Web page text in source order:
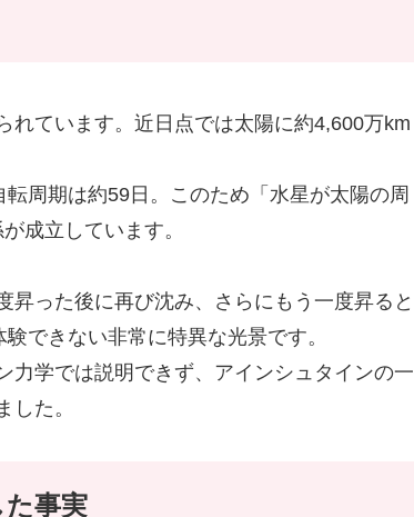
れています。近日点では太陽に約4,600万km
周期は約59日。このため「水星が太陽の周
成立しています。
った後に再び沈み、さらにもう一度昇ると
できない非常に特異な光景です。
力学では説明できず、アインシュタインの一
た。
事実